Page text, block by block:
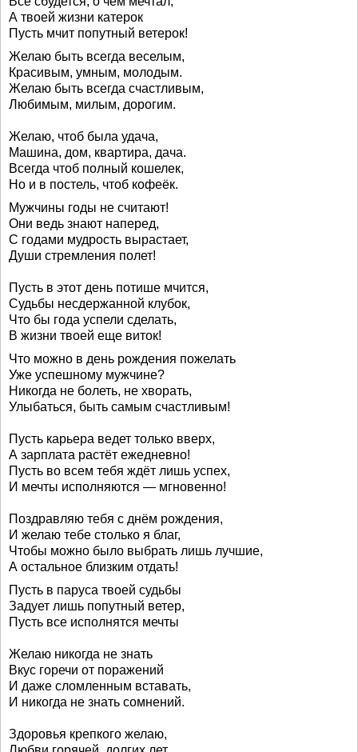
А твоей жизни катерок
Пусть мчит попутный ветерок!
Желаю быть всегда веселым,
Красивым, умным, молодым.
Желаю быть всегда счастливым,
Любимым, милым, дорогим.
Желаю, чтоб была удача,
Машина, дом, квартира, дача.
Всегда чтоб полный кошелек,
Но и в постель, чтоб кофеёк.
Мужчины годы не считают!
Они ведь знают наперед,
С годами мудрость вырастает,
Души стремления полет!
Пусть в этот день потише мчится,
Судьбы несдержанной клубок,
Что бы года успели сделать,
В жизни твоей еще виток!
Что можно в день рождения пожелать
Уже успешному мужчине?
Никогда не болеть, не хворать,
Улыбаться, быть самым счастливым!
Пусть карьера ведет только вверх,
А зарплата растёт ежедневно!
Пусть во всем тебя ждёт лишь успех,
И мечты исполняются — мгновенно!
Поздравляю тебя с днём рождения,
И желаю тебе столько я благ,
Чтобы можно было выбрать лишь лучшие,
А остальное близким отдать!
Пусть в паруса твоей судьбы
Задует лишь попутный ветер,
Пусть все исполнятся мечты
Желаю никогда не знать
Вкус горечи от поражений
И даже сломленным вставать,
И никогда не знать сомнений.
Здоровья крепкого желаю,